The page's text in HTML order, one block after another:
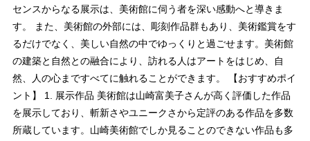
センスからなる展示は、美術館に伺う者を深い感動へと導きま
す。 また、美術館の外部には、彫刻作品群もあり、美術鑑賞をす
るだけでなく、美しい自然の中でゆっくりと過ごせます。美術館
の建築と自然との融合により、訪れる人はアートをはじめ、自
然、人の心まですべてに触れることができます。 【おすすめポイ
ント】 1. 展示作品 美術館は山崎富美子さんが高く評価した作品
を展示しており、斬新さやユニークさから定評のある作品を多数
所蔵しています。山崎美術館でしか見ることのできない作品も多